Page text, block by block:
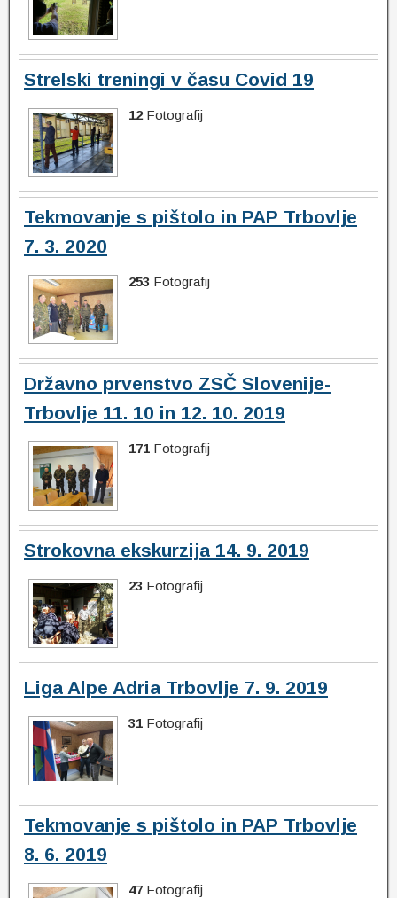
Strelski treningi v času Covid 19
12 Fotografij
Tekmovanje s pištolo in PAP Trbovlje
7. 3. 2020
253 Fotografij
Državno prvenstvo ZSČ Slovenije-
Trbovlje 11. 10 in 12. 10. 2019
171 Fotografij
Strokovna ekskurzija 14. 9. 2019
23 Fotografij
Liga Alpe Adria Trbovlje 7. 9. 2019
31 Fotografij
Tekmovanje s pištolo in PAP Trbovlje
8. 6. 2019
47 Fotografij